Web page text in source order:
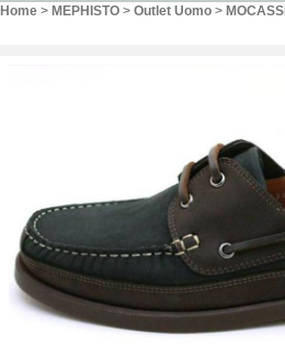
Home > MEPHISTO > Outlet Uomo >